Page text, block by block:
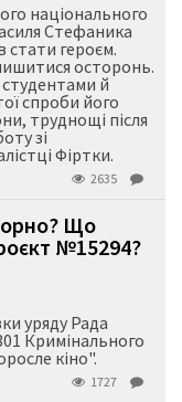
національного
Стефаника
стати героєм.
осторонь.
й
спроби його
труднощі після
зі
Фіртки.
2635
Що
№15294?
уряду Рада
Кримінального
кіно".
1727